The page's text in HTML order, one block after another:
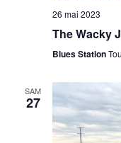
26 mai 2023
The Wacky
Blues Station
SAM
27